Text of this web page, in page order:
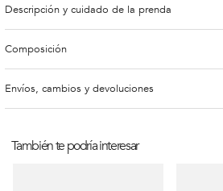
Descripción y cuidado de la prenda
Composición
Envíos, cambios y devoluciones
También te podría interesar